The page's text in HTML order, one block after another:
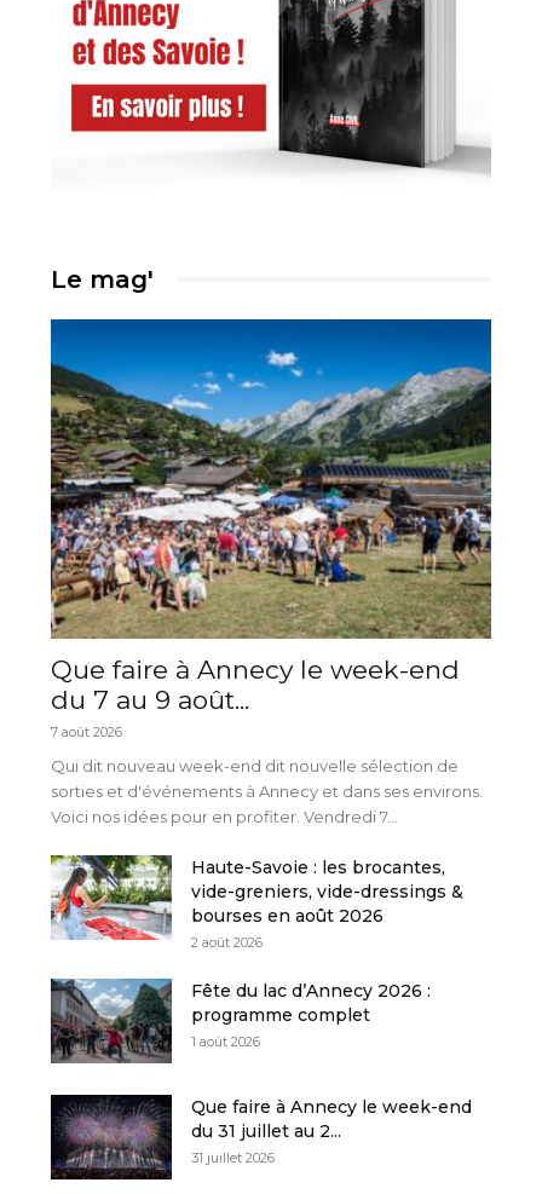
Le mag'
Que faire à Annecy le week-end
du 7 au 9 août...
7 août 2026
Qui dit nouveau week-end dit nouvelle sélection de
sorties et d'événements à Annecy et dans ses environs.
Voici nos idées pour en profiter. Vendredi 7...
Haute-Savoie : les brocantes,
vide-greniers, vide-dressings &
bourses en août 2026
2 août 2026
Fête du lac d’Annecy 2026 :
programme complet
1 août 2026
Que faire à Annecy le week-end
du 31 juillet au 2...
31 juillet 2026